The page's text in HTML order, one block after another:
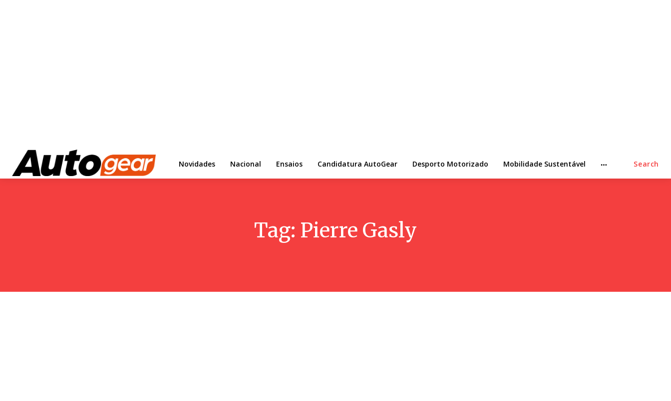
Novidades Nacional Ensaios Candidatura AutoGear Desporto Motorizado Mobilidade Sustentável Search
Tag: Pierre Gasly